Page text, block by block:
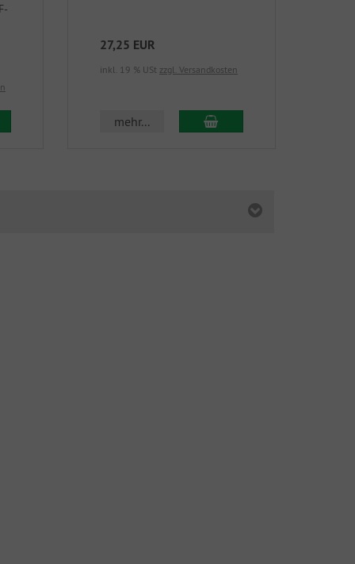
Warenkorb
27,25 EUR
inkl. 19 % USt zzgl. Versandkosten
mehr... In den Warenkorb